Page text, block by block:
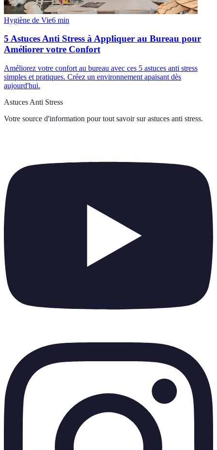
Hygiène de Vie6 min
5 Astuces Anti Stress à Appliquer au Bureau pour
Améliorer votre Confort
Améliorez votre confort au bureau avec ces 5 astuces anti stress
simples et pratiques. Créez un environnement apaisant dès
aujourd'hui.
Astuces Anti Stress
Votre source d'information pour tout savoir sur astuces anti stress.